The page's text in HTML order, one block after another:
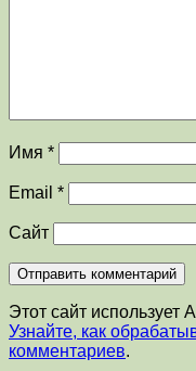
Имя *
Email *
Сайт
Этот сайт использует
Узнайте, как
комментариев.